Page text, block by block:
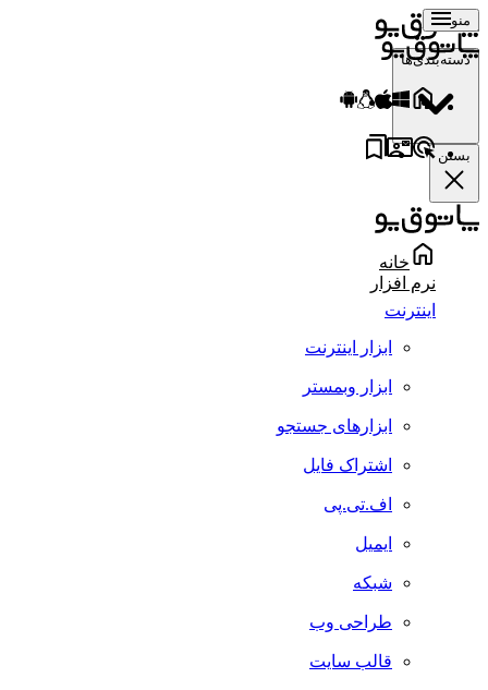
منو
دسته‌بندی‌ها
بستن
خانه
نرم افزار
اینترنت
ابزار اینترنت
ابزار وبمستر
ابزارهای جستجو
اشتراک فایل
اف.تی.پی
ایمیل
شبکه
طراحی وب
قالب سایت